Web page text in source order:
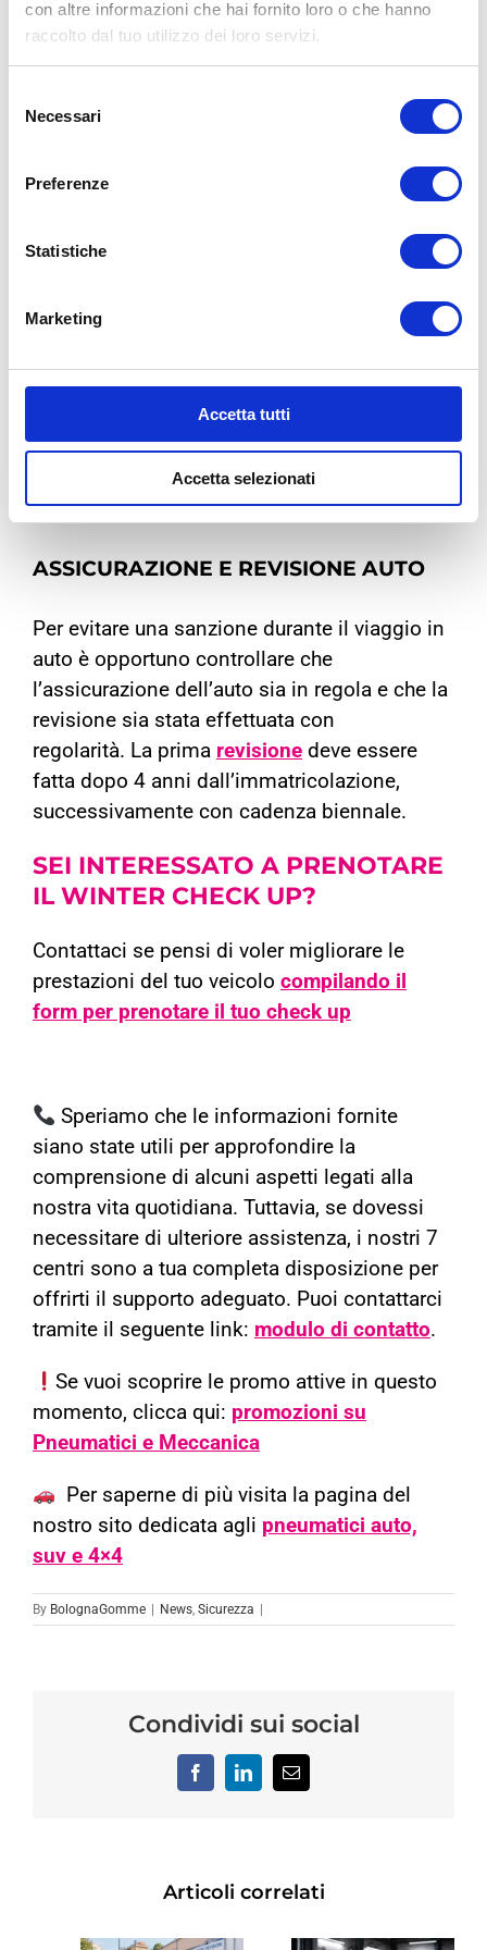
con altre informazioni che hai fornito loro o che hanno
raccolto dal tuo utilizzo dei loro servizi.
delNecessari
Preferenze
Statistiche
Marketing
Accetta tutti
Accetta selezionati
rischio di aquaplaning.
La correttapressione degli pneumatici
carburante e ridurre l’usura delle
oppure l’inversione con equilibratura
gomme anteriori e posteriori sia tanta.
sarà necessario qualora la macchina
abbia una deriva oppure il volante sia
storto. Ricordiamo che una buona
convergenza garantisce una maggior
durata ed efficienza alle tue gomme.
ASSICURAZIONE E REVISIONE AUTO
Per evitare una sanzione durante il viaggio in
auto è opportuno controllare che
l’assicurazione dell’auto sia in regola e che la
revisione sia stata effettuata con
regolarità. La prima revisione deve essere
fatta dopo 4 anni dall’immatricolazione,
successivamente con cadenza biennale.
SEI INTERESSATO A PRENOTARE
IL WINTER CHECK UP?
Contattaci se pensi di voler migliorare le
prestazioni del tuo veicolo compilando il
form per prenotare il tuo check up
Speriamo che le informazioni fornite
siano state utili per approfondire la
comprensione di alcuni aspetti legati alla
nostra vita quotidiana. Tuttavia, se dovessi
necessitare di ulteriore assistenza, i nostri 7
centri sono a tua completa disposizione per
offrirti il supporto adeguato. Puoi contattarci
tramite il seguente link: modulo di contatto.
Se vuoi scoprire le promo attive in questo
momento, clicca qui: promozioni su
Pneumatici e Meccanica
Per saperne di più visita la pagina del
nostro sito dedicata agli pneumatici auto,
suv e 4×4
By BolognaGomme News, Sicurezza
Condividi sui social
FacebookLinkedInEmail
Articoli correlati
REVISIONE